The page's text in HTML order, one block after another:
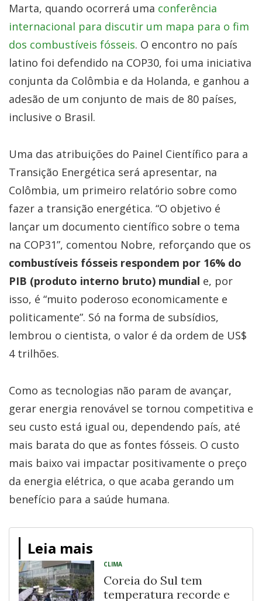
Marta, quando ocorrerá uma conferência
internacional para discutir um mapa para o fim
dos combustíveis fósseis. O encontro no país
latino foi defendido na COP30, foi uma iniciativa
conjunta da Colômbia e da Holanda, e ganhou a
adesão de um conjunto de mais de 80 países,
inclusive o Brasil.
Uma das atribuições do Painel Científico para a
Transição Energética será apresentar, na
Colômbia, um primeiro relatório sobre como
fazer a transição energética. “O objetivo é
lançar um documento científico sobre o tema
na COP31”, comentou Nobre, reforçando que os
combustíveis fósseis respondem por 16% do
PIB (produto interno bruto) mundial e, por
isso, é “muito poderoso economicamente e
politicamente”. Só na forma de subsídios,
lembrou o cientista, o valor é da ordem de US$
4 trilhões.
Como as tecnologias não param de avançar,
gerar energia renovável se tornou competitiva e
seu custo está igual ou, dependendo país, até
mais barata do que as fontes fósseis. O custo
mais baixo vai impactar positivamente o preço
da energia elétrica, o que acaba gerando um
benefício para a saúde humana.
Leia mais
CLIMA
Coreia do Sul tem
temperatura recorde e